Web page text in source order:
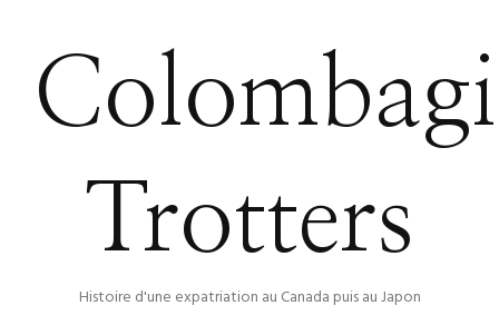
Trotters
Histoire d'une expatriation au Canada puis au Japon